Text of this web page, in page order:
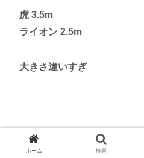
虎 3.5m
ライオン 2.5m
大きさ違いすぎ
68 : 2021/04/12(月) 13:34:26.25
カバ最強って何かで見たから
ホーム 検索